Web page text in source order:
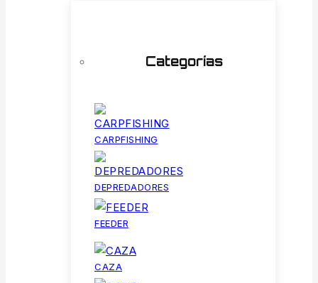
Categorías
CARPFISHING
DEPREDADORES
FEEDER
CAZA